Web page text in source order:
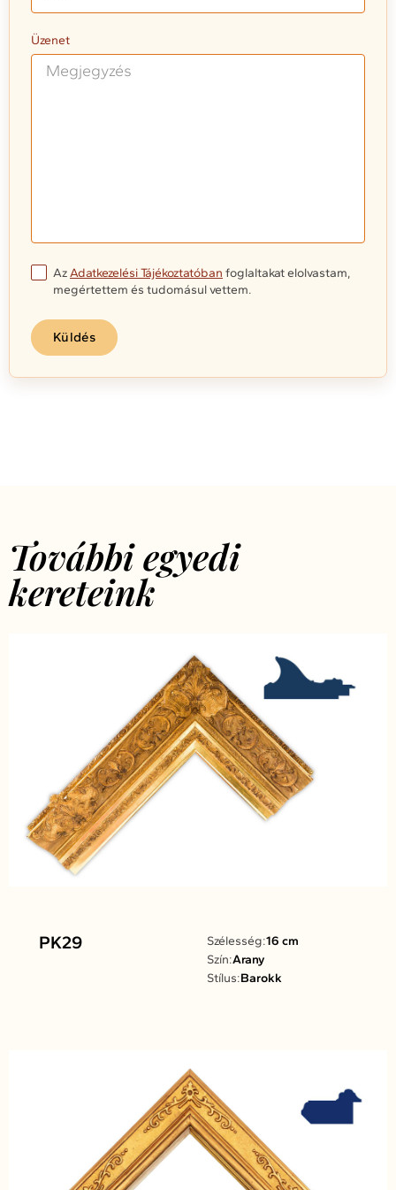
Üzenet
AzAdatkezelési Tájékoztatóban foglaltakat elolvastam,
megértettem és tudomásul vettem.
Küldés
További egyedi
kereteink
PK29 Szélesség:16 cm
Szín:Arany
Stílus:Barokk